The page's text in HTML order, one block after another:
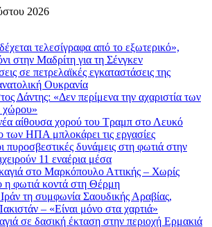
2026
τελεσίγραφα από το εξωτερικό»,
στην Μαδρίτη για τη Σένγκεν
σε πετρελαϊκές εγκαταστάσεις της
Ουκρανία
Δάντης: «Δεν περίμενα την αχαριστία των
χώρου»
αίθουσα χορού του Τραμπ στο Λευκό
των ΗΠΑ μπλοκάρει τις εργασίες
πυροσβεστικές δυνάμεις στη φωτιά στην
11 εναέρια μέσα
στο Μαρκόπουλο Αττικής – Χωρίς
η φωτιά κοντά στη Θέρμη
τη συμφωνία Σαουδικής Αραβίας,
– «Είναι μόνο στα χαρτιά»
σε δασική έκταση στην περιοχή Ερμακιά